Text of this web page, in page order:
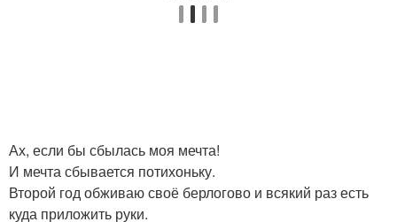
Ах, если бы сбылась моя мечта!
И мечта сбывается потихоньку.
Второй год обживаю своё берлогово и всякий раз есть
куда приложить руки.